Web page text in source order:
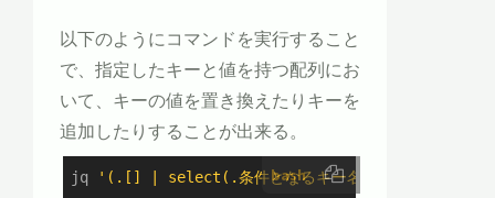
以下のようにコマンドを実行すること
で、指定したキーと値を持つ配列にお
いて、キーの値を置き換えたりキーを
追加したりすることが出来る。
bash
jq '(.[] | select(.条件となるキー名 == "キーの値") |